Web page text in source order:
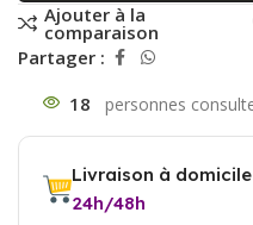
Ajouter à la
comparaison
Partager :
18
Livraison à domicile
24h/48h